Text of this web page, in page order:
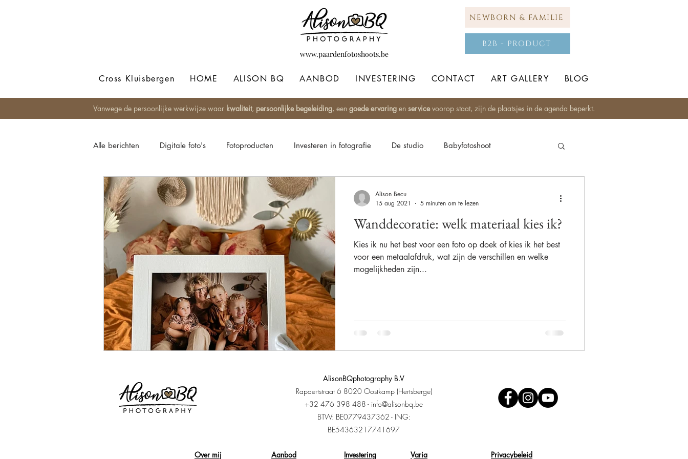
www.paardenfotoshoots.be
NEWBORN & FAMILIE
B2B - PRODUCT
Cross Kluisbergen HOME ALISON BQ AANBOD INVESTERING CONTACT ART GALLERY BLOG
Vanwege de persoonlijke werkwijze waar kwaliteit, persoonlijke begeleiding, een goede ervaring en servicevoorop staat, zijn de plaatsjes in de agenda beperkt.
Alle berichten Digitale foto's Fotoproducten Investeren in fotografie De studio Babyfotoshoot
Newbornfotografie Bohemian style Fine Art Paardenfotografie
Fotoshoot op locatie Foto Albums Fotoproducten Mama's Awards Fotoshoot op locatie Zadelfoto
Paardenfoto Kwaliteit Afscheid Wall Art Folio Prints
Syntra west Opleiding Bijscholen Investeren
Wanddecoratie: welk materiaal kies ik?
Kies ik nu het best voor een foto op doek of kies ik het best
voor een metaalafdruk, wat zijn de verschillen en welke
mogelijkheden zijn...
Alison Becu
15 aug 2021
5 minuten om te lezen
AlisonBQphotography B.V
Rapaertstraat 6 8020 Oostkamp (Hertsberge)
+32 476 398 488 - info@alisonbq.be
BTW: BE0779437362 - ING:
BE54363217741697
Over mij Aanbod Investering Varia Privacybeleid